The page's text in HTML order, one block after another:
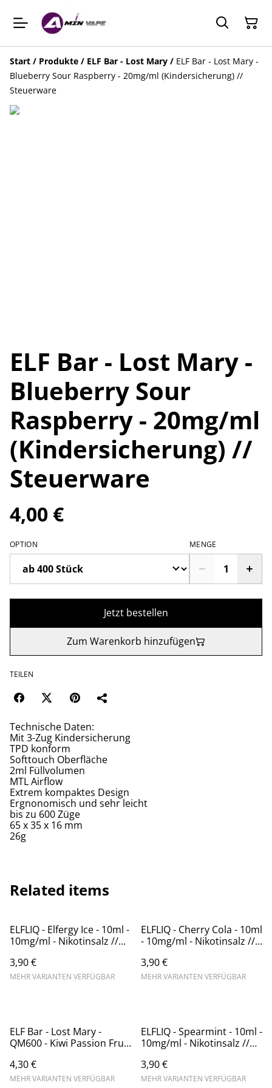
Start / Produkte / ELF Bar - Lost Mary / ELF Bar - Lost Mary -
Blueberry Sour Raspberry - 20mg/ml (Kindersicherung) //
Steuerware
ELF Bar - Lost Mary -
Blueberry Sour
Raspberry - 20mg/ml
(Kindersicherung) //
Steuerware
4,00 €
OPTION MENGE
Jetzt bestellen
Zum Warenkorb hinzufügen
TEILEN
Technische Daten:
Mit 3-Zug Kindersicherung
TPD konform
Softtouch Oberfläche
2ml Füllvolumen
MTL Airflow
Extrem kompaktes Design
Ergnonomisch und sehr leicht
bis zu 600 Züge
65 x 35 x 16 mm
26g
Related items
ELFLIQ - Elfergy Ice - 10ml -
10mg/ml - Nikotinsalz //
3,90 €
MEHR VARIANTEN VERFÜGBAR
ELFLIQ - Cherry Cola - 10ml
- 10mg/ml - Nikotinsalz //
3,90 €
MEHR VARIANTEN VERFÜGBAR
ELF Bar - Lost Mary -
QM600 - Kiwi Passion Fruit
(Kindersicherung) //
Steuerware
4,30 €
MEHR VARIANTEN VERFÜGBAR
ELFLIQ - Spearmint - 10ml -
10mg/ml - Nikotinsalz //
3,90 €
MEHR VARIANTEN VERFÜGBAR